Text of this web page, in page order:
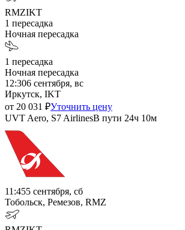
RMZIKT
1 пересадка
Ночная пересадка
1 пересадка
Ночная пересадка
12:306 сентября, вс
Иркутск, IKT
от 20 031 ₽Уточнить цену
UVT Aero, S7 AirlinesВ пути 24ч 10м
11:455 сентября, сб
Тобольск, Ремезов, RMZ